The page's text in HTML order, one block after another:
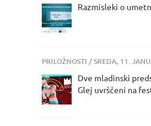
Razmisleki o
PRILOŽNOSTI / SREDA, 11.
Dve mladinski
Glej uvrščeni na